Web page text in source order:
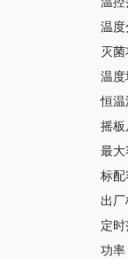
温度
灭
温度
恒温
摇板
最大
标配
出
定时
功率